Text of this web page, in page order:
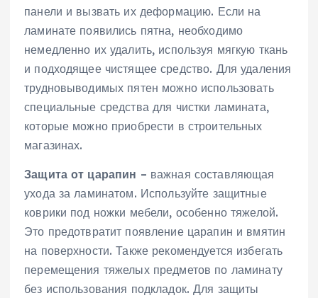
панели и вызвать их деформацию. Если на
ламинате появились пятна, необходимо
немедленно их удалить, используя мягкую ткань
и подходящее чистящее средство. Для удаления
трудновыводимых пятен можно использовать
специальные средства для чистки ламината,
которые можно приобрести в строительных
магазинах.
Защита от царапин – важная составляющая
ухода за ламинатом. Используйте защитные
коврики под ножки мебели, особенно тяжелой.
Это предотвратит появление царапин и вмятин
на поверхности. Также рекомендуется избегать
перемещения тяжелых предметов по ламинату
без использования подкладок. Для защиты